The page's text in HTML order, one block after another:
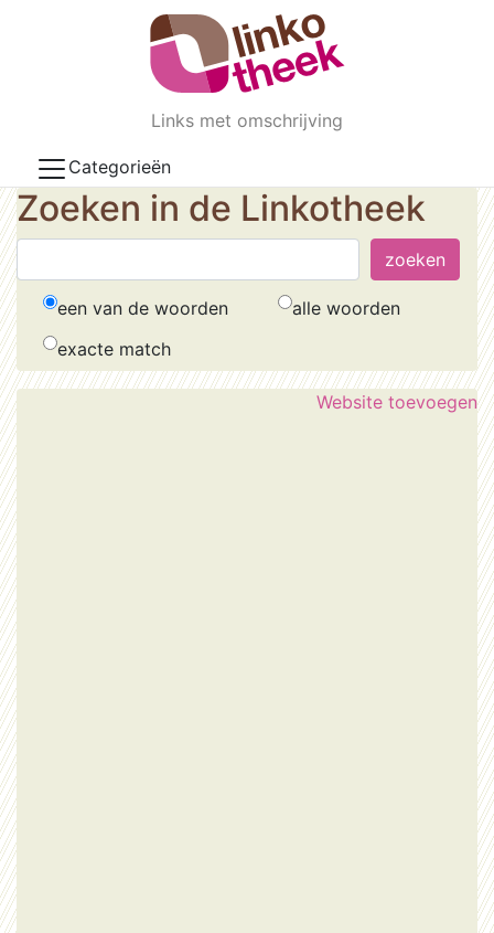
Skip to main content
Links met omschrijving
Categorieën
Zoeken in de Linkotheek
een van de woorden
alle woorden
exacte match
Website toevoegen